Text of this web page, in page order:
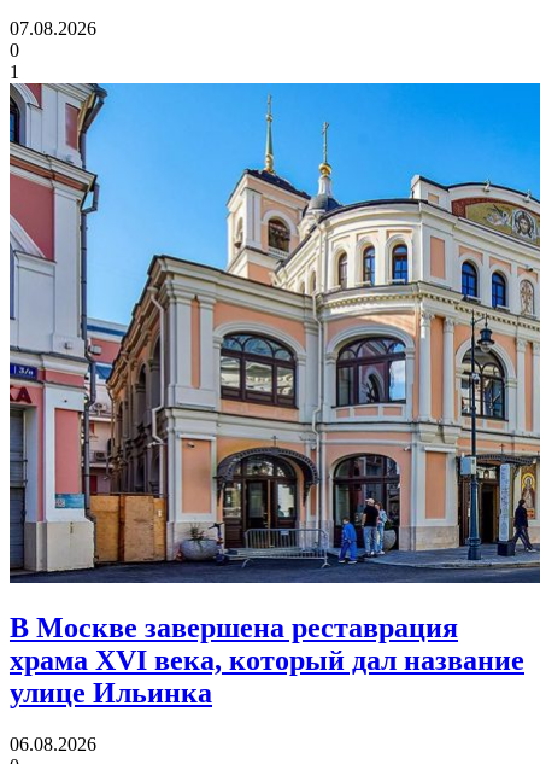
07.08.2026
0
1
В Москве завершена реставрация
храма XVI века, который дал название
улице Ильинка
06.08.2026